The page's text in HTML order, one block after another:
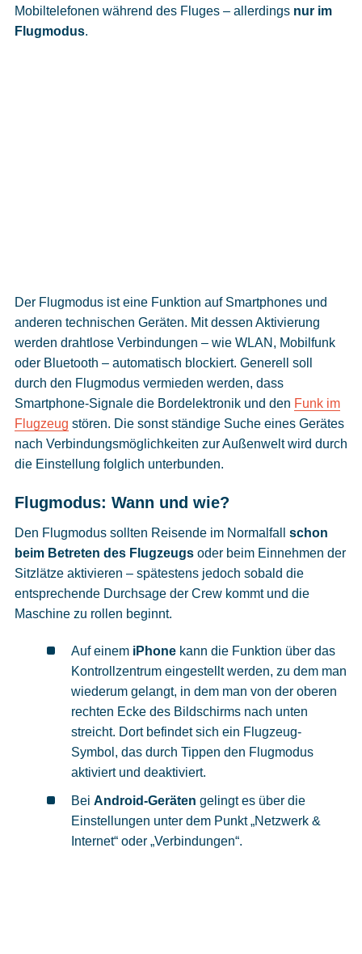
Mobiltelefonen während des Fluges – allerdings nur im
Flugmodus.
Der Flugmodus ist eine Funktion auf Smartphones und
anderen technischen Geräten. Mit dessen Aktivierung
werden drahtlose Verbindungen – wie WLAN, Mobilfunk
oder Bluetooth – automatisch blockiert. Generell soll
durch den Flugmodus vermieden werden, dass
Smartphone-Signale die Bordelektronik und den Funk im
Flugzeug stören. Die sonst ständige Suche eines Gerätes
nach Verbindungsmöglichkeiten zur Außenwelt wird durch
die Einstellung folglich unterbunden.
Flugmodus: Wann und wie?
Den Flugmodus sollten Reisende im Normalfall schon
beim Betreten des Flugzeugsoder beim Einnehmen der
Sitzlätze aktivieren – spätestens jedoch sobald die
entsprechende Durchsage der Crew kommt und die
Maschine zu rollen beginnt.
Auf einem iPhonekann die Funktion über das
Kontrollzentrum eingestellt werden, zu dem man
wiederum gelangt, in dem man von der oberen
rechten Ecke des Bildschirms nach unten
streicht. Dort befindet sich ein Flugzeug-
Symbol, das durch Tippen den Flugmodus
aktiviert und deaktiviert.
Bei Android-Geräten gelingt es über die
Einstellungen unter dem Punkt „Netzwerk &
Internet“ oder „Verbindungen“.